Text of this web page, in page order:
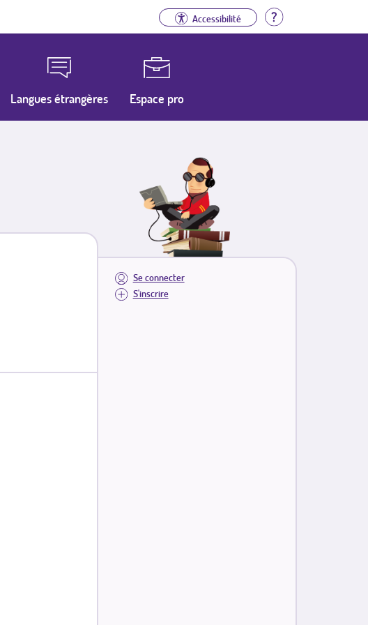
Accessibilité Aide
Langues étrangères Espace pro
Se connecter
S'inscrire